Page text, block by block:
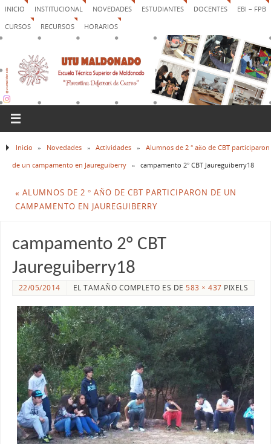
INICIO INSTITUCIONAL NOVEDADES ESTUDIANTES DOCENTES
EBI – FPB
CURSOS
RECURSOS HORARIOS
Inicio » Novedades » Actividades »
Alumnos de 2 ° año de CBT participaron
de un campamento en Jaureguiberry » campamento 2° CBT Jaureguiberry18
« ALUMNOS DE 2 ° AÑO DE CBT PARTICIPARON DE UN
CAMPAMENTO EN JAUREGUIBERRY
campamento 2° CBT
Jaureguiberry18
22/05/2014 EL TAMAÑO COMPLETO ES DE583 × 437 PIXELS